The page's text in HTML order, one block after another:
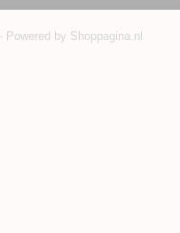
by Shoppagina.nl